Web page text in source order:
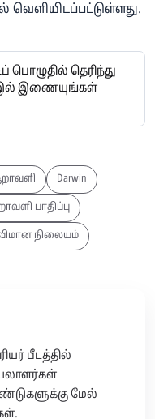
தெரிந்து
இல் இணையுங்கள்
Darwin
பாதிப்பு
நிலையம்
பீடத்தில்
மேல்